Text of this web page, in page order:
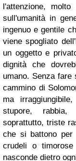
l'attenzione,
sull'umanità in
ingenuo e gentile
viene spogliato
un oggetto e
dignità che
umano. Senza
cammino di
ma
stupore,
soprattutto, triste
che si battono per
crudeli o
nasconde dietro